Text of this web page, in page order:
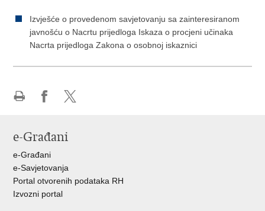
Izvješće o provedenom savjetovanju sa zainteresiranom
javnošću o Nacrtu prijedloga Iskaza o procjeni učinaka
Nacrta prijedloga Zakona o osobnoj iskaznici
Facebooku
X-
e-Građani
e-Građani
e-Savjetovanja
Portal otvorenih podataka RH
Izvozni portal